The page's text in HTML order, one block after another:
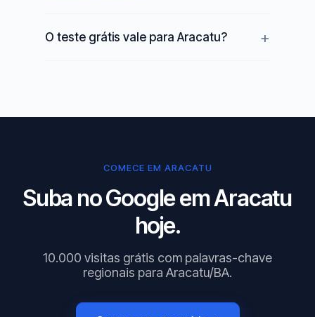
O teste grátis vale para Aracatu?
COMECE EM ARACATU
Suba no Google em Aracatu
hoje.
10.000 visitas grátis com palavras-chave
regionais para Aracatu/BA.